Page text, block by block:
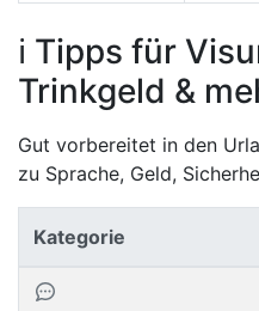
ℹ️ Tipps für
Trinkgeld &
Gut vorbereitet in den
zu Sprache, Geld,
Kategorie